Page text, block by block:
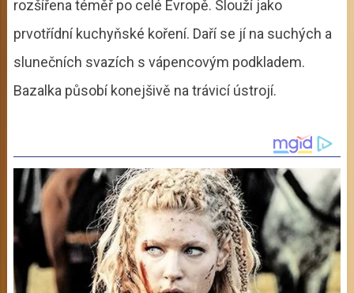
rozšířena téměř po celé Evropě. Slouží jako
prvotřídní kuchyňské koření. Daří se jí na suchých a
slunečních svazích s vápencovým podkladem.
Bazalka působí konejšivě na trávicí ústrojí.